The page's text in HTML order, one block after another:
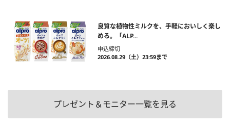
良質な植物性ミルクを、手軽においしく楽し
める。「ALP...
申込締切
2026.08.29（土）23:59まで
プレゼント＆モニター一覧を見る